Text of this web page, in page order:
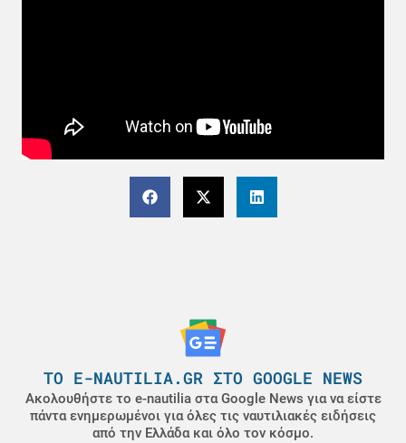
ΤΟ E-NAUTILIA.GR ΣΤΟ GOOGLE NEWS
Ακολουθήστε το e-nautilia στα Google News για να είστε
πάντα ενημερωμένοι για όλες τις ναυτιλιακές ειδήσεις
από την Ελλάδα και όλο τον κόσμο.